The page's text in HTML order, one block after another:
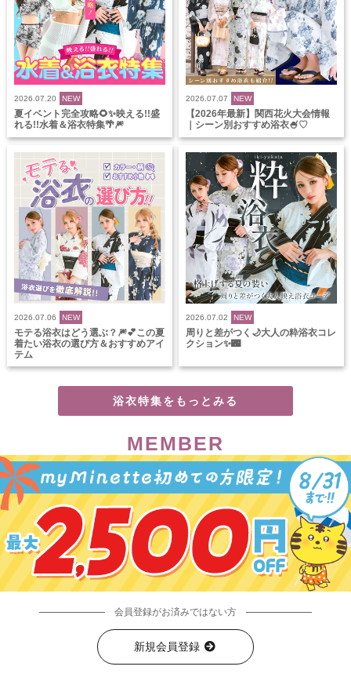
2026.07.20 NEW
夏イベント完全攻略🌻✨映える!!盛
れる!!水着＆浴衣特集🌴🎆
2026.07.07 NEW
【2026年最新】関西花火大会情報
｜シーン別おすすめ浴衣🍧♡
2026.07.06 NEW
モテる浴衣はどう選ぶ？🎆💕この夏
着たい浴衣の選び方＆おすすめアイ
テム
2026.07.02 NEW
周りと差がつく🌙大人の粋浴衣コレ
クション✨🌃
浴衣特集をもっとみる
MEMBER
会員登録がお済みではない方
新規会員登録